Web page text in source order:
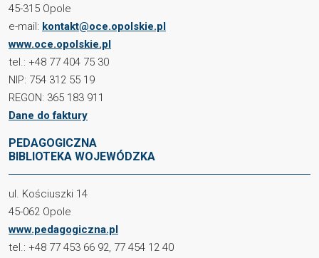
45-315 Opole
e-mail: kontakt@oce.opolskie.pl
www.oce.opolskie.pl
tel.: +48 77 404 75 30
NIP: 754 312 55 19
REGON: 365 183 911
Dane do faktury
PEDAGOGICZNA
BIBLIOTEKA WOJEWÓDZKA
ul. Kościuszki 14
45-062 Opole
www.pedagogiczna.pl
tel.: +48 77 453 66 92, 77 454 12 40